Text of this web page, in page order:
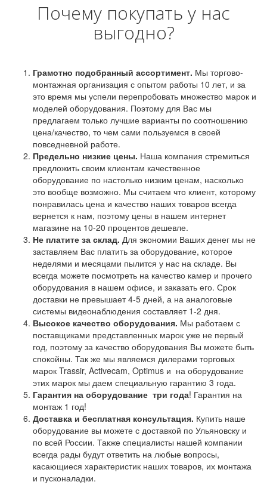
Почему покупать у нас
выгодно?
Грамотно подобранный ассортимент. Мы торгово-
монтажная организация с опытом работы 10 лет, и за
это время мы успели перепробовать множество марок и
моделей оборудования. Поэтому для Вас мы
предлагаем только лучшие варианты по соотношению
цена/качество, то чем сами пользуемся в своей
повседневной работе.
Предельно низкие цены. Наша компания стремиться
предложить своим клиентам качественное
оборудование по настолько низким ценам, насколько
это вообще возможно. Мы считаем что клиент, которому
понравилась цена и качество наших товаров всегда
вернется к нам, поэтому цены в нашем интернет
магазине на 10-20 процентов дешевле.
Не платите за склад. Для экономии Ваших денег мы не
заставляем Вас платить за оборудование, которое
неделями и месяцами пылится у нас на складе. Вы
всегда можете посмотреть на качество камер и прочего
оборудования в нашем офисе, и заказать его. Срок
доставки не превышает 4-5 дней, а на аналоговые
системы видеонаблюдения составляет 1-2 дня.
Высокое качество оборудования. Мы работаем с
поставщиками представленных марок уже не первый
год, поэтому за качество оборудования Вы можете быть
спокойны. Так же мы являемся дилерами торговых
марок Trassir, Activecam, Optimus и на оборудование
этих марок мы даем специальную гарантию 3 года.
Гарантия на оборудование три года! Гарантия на
монтаж 1 год!
Доставка и бесплатная консультация. Купить наше
оборудование вы можете с доставкой по Ульяновску и
по всей России. Также специалисты нашей компании
всегда рады будут ответить на любые вопросы,
касающиеся характеристик наших товаров, их монтажа
и пусконаладки.